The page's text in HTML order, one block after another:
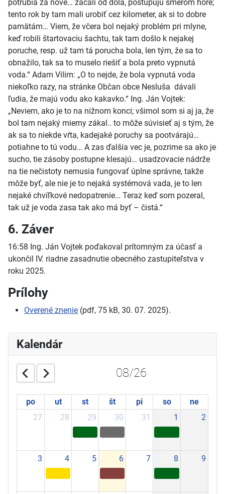
potrubia za nové… začali od dola, postupujú smerom hore;
tento rok by tam mali urobiť cez kilometer, ak si to dobre
pamätám… Viem, že včera bol nejaký problém pri mlyne,
keď robili štartovaciu šachtu, tak tam došlo k nejakej
poruche, resp. už tam tá porucha bola, len tým, že sa to
obnažilo, tak sa to muselo riešiť a bola preto vypnutá
voda.“ Adam Vilim: „O to nejde, že bola vypnutá voda
niekoľko razy, na stránke Občan obce Nesluša dávali
ľudia, že majú vodu ako kakavko.“ Ing. Ján Vojtek:
„Neviem, ako je to na nižnom konci; všimol som si aj ja, že
bol tam nejaký mierny zákal.. to môže súvisieť aj s tým, že
ak sa to niekde vŕta, kadejaké poruchy sa pootvárajú…
potiahne to tú vodu… A zas ďalšia vec je, pozrime sa ako je
sucho, tie zásoby postupne klesajú… usadzovacie nádrže
na tie nečistoty nemusia fungovať úplne správne, takže
môže byť, ale nie je to nejaká systémová vada, je to len
nejaké chvíľkové nedopatrenie… Teraz keď som pozeral,
tak už je voda zasa tak ako má byť – čistá.“
6. Záver
16:58 Ing. Ján Vojtek poďakoval prítomným za účasť a
ukončil IV. riadne zasadnutie obecného zastupiteľstva v
roku 2025.
Prílohy
Overené znenie (pdf, 75 kB, 30. 07. 2025).
Kalendár
08/26
po ut st št pi so
ne
27
28 29 30 31 1 2
3 4 5 6 7 8 9